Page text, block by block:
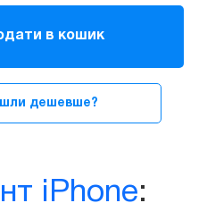
в кошик
дешевше?
iPhone: